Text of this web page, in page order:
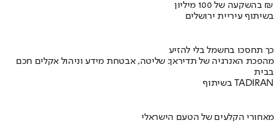
בהשקעה של 100 מיליון ₪
בשיתוף עיריית ירושלים
כך תחסכו בחשמל בלי להזיע
מהפכת האנרגיה של תדיראן: שליטה, אבטחת מידע וניהול אקלים חכם
בבית
בשיתוף TADIRAN
מאחורי הקלעים של הטעם הישראלי